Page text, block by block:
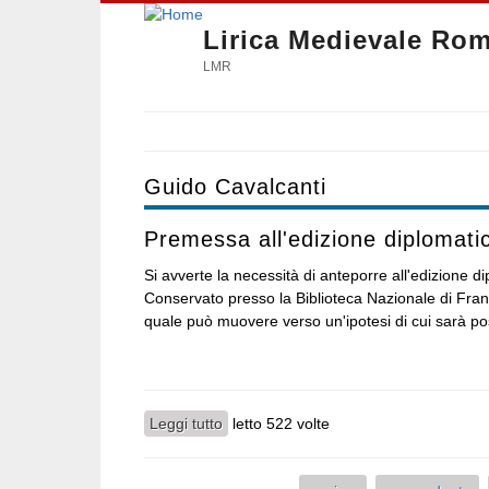
Lirica Medievale
LMR
Guido Cavalcanti
Premessa all'edizione
Si avverte la necessità di anteporre all'edizione
Conservato presso la Biblioteca Nazionale di
quale può muovere verso un'ipotesi di cui sarà
Leggi tutto su Premessa all'edizione diplomatica
letto 522 volte